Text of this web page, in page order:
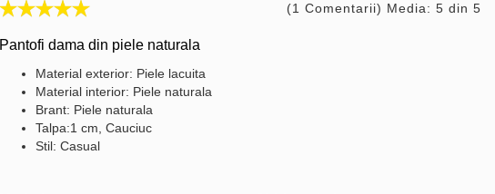
(1 Comentarii) Media: 5 din 5
Pantofi dama din piele naturala
Material exterior: Piele lacuita
Material interior: Piele naturala
Brant: Piele naturala
Talpa:1 cm, Cauciuc
Stil: Casual